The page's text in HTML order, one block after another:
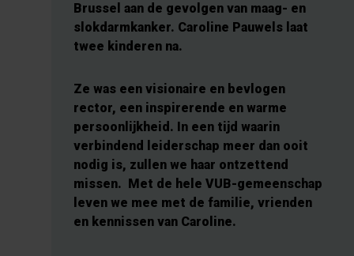
Brussel aan de gevolgen van maag- en
slokdarmkanker. Caroline Pauwels laat
twee kinderen na.
Ze was een visionaire en bevlogen
rector, een inspirerende en warme
persoonlijkheid. In een tijd waarin
verbindend leiderschap meer dan ooit
nodig is, zullen we haar ontzettend
missen. Met de hele VUB-gemeenschap
leven we mee met de familie, vrienden
en kennissen van Caroline.